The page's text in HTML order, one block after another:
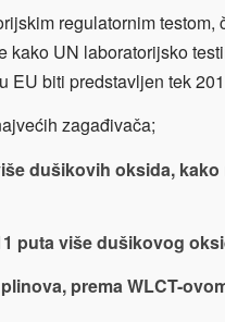
regulatornim testom,
kako UN laboratorijsko
EU biti predstavljen tek
zagađivača;
dušikovih oksida,
puta više dušikovog
prema WLCT-